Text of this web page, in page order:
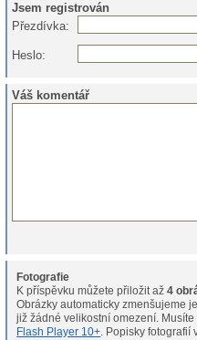
Jsem registrován
Přezdívka:
Heslo:
Váš komentář
Fotografie
K příspěvku můžete přiložit až4
Obrázky automaticky zmenšujeme
již žádné
Flash Player 10+ . Popisky